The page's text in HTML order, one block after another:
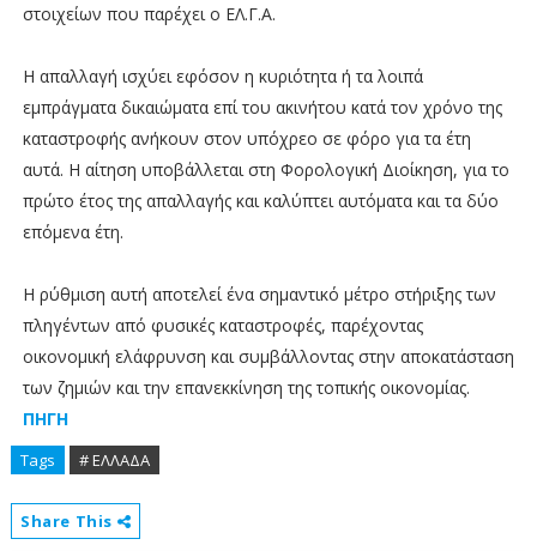
στοιχείων που παρέχει ο ΕΛ.Γ.Α.
Η απαλλαγή ισχύει εφόσον η κυριότητα ή τα λοιπά
εμπράγματα δικαιώματα επί του ακινήτου κατά τον χρόνο της
καταστροφής ανήκουν στον υπόχρεο σε φόρο για τα έτη
αυτά. Η αίτηση υποβάλλεται στη Φορολογική Διοίκηση, για το
πρώτο έτος της απαλλαγής και καλύπτει αυτόματα και τα δύο
επόμενα έτη.
Η ρύθμιση αυτή αποτελεί ένα σημαντικό μέτρο στήριξης των
πληγέντων από φυσικές καταστροφές, παρέχοντας
οικονομική ελάφρυνση και συμβάλλοντας στην αποκατάσταση
των ζημιών και την επανεκκίνηση της τοπικής οικονομίας.
ΠΗΓΗ
Tags # ΕΛΛΑΔΑ
Share This